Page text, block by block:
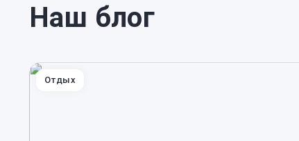
Наш блог
Отдых